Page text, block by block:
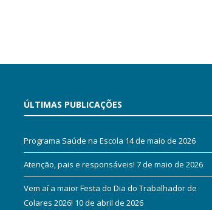
ÚLTIMAS PUBLICAÇÕES
Programa Saúde na Escola 14 de maio de 2026
Atenção, pais e responsáveis! 7 de maio de 2026
Vem aí a maior Festa do Dia do Trabalhador de
Colares 2026! 10 de abril de 2026